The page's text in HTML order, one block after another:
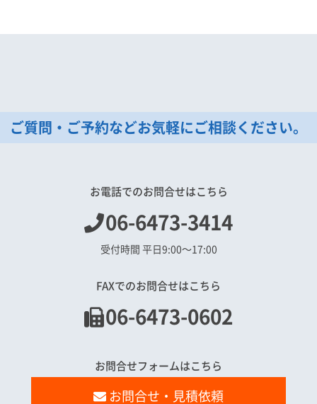
ご質問・ご予約などお気軽にご相談ください。
お電話でのお問合せはこちら
06-6473-3414
受付時間 平日9:00〜17:00
FAXでのお問合せはこちら
06-6473-0602
お問合せフォームはこちら
お問合せ・見積依頼